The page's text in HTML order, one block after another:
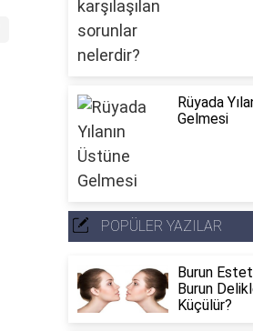
Rüyada
Gelmesi
POPÜLER YAZILAR
Burun
Burun
Küçülür?